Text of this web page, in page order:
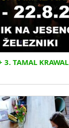
3. TAMAL KRAWAL